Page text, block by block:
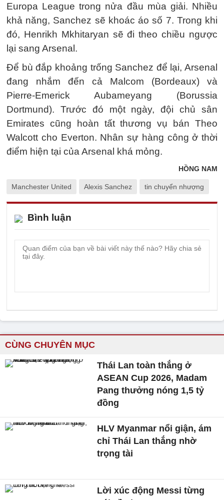
Europa League trong nửa đầu mùa giải. Nhiều
khả năng, Sanchez sẽ khoác áo số 7. Trong khi
đó, Henrikh Mkhitaryan sẽ đi theo chiều ngược
lại sang Arsenal.
Để bù đắp khoảng trống Sanchez để lại, Arsenal
đang nhắm đến cả Malcom (Bordeaux) và
Pierre-Emerick Aubameyang (Borussia
Dortmund). Trước đó một ngày, đội chủ sân
Emirates cũng hoàn tất thương vụ bán Theo
Walcott cho Everton. Nhân sự hàng công ở thời
điểm hiện tại của Arsenal khá mỏng.
HỒNG NAM
Manchester United Alexis Sanchez tin chuyển nhượng
Bình luận
CÙNG CHUYÊN MỤC
Thái Lan toàn thắng ở
ASEAN Cup 2026, Madam
Pang thưởng nóng 1,5 tỷ
đồng
HLV Myanmar nổi giận, ám
chỉ Thái Lan thắng nhờ
trọng tài
Lời xúc động Messi từng